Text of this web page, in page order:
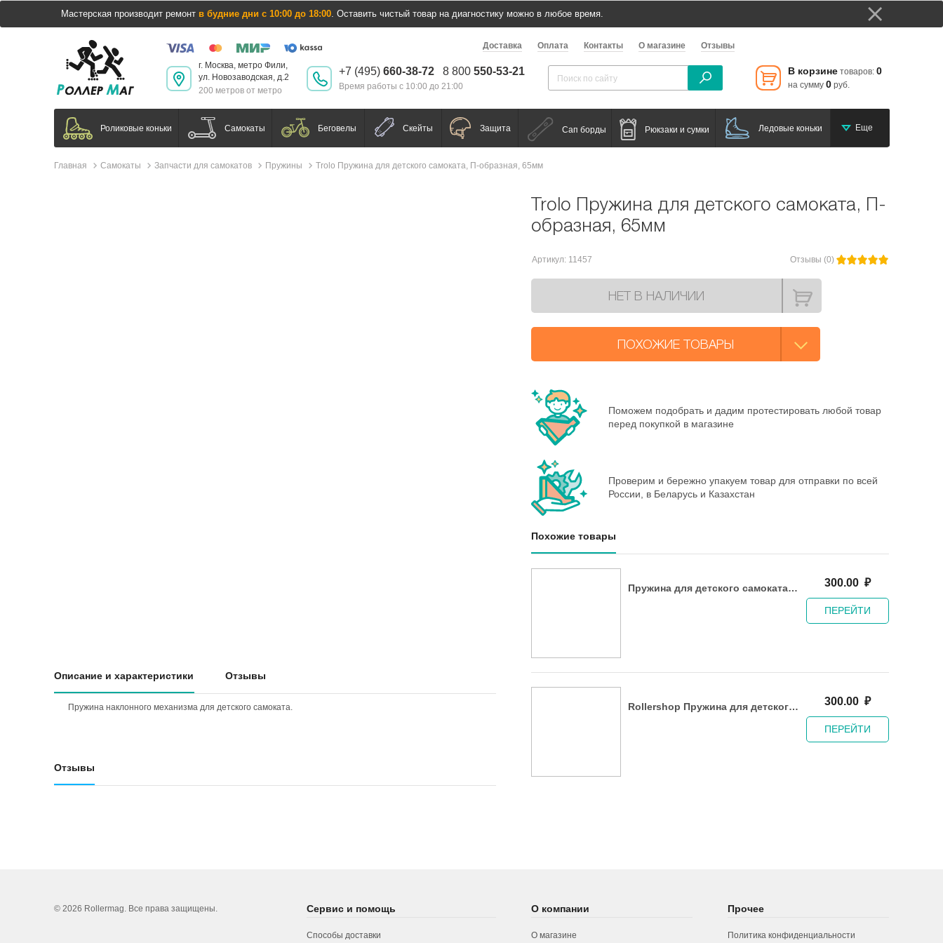
Мастерская производит ремонт в будние дни с 10:00 до 18:00. Оставить чистый товар на диагностику можно в любое время.
Доставка Оплата Контакты О магазине Отзывы
В корзине товаров: 0
на сумму 0 руб.
г. Москва, метро Фили,
ул. Новозаводская, д.2
200 метров от метро
+7 (495) 660-38-72 8 800 550-53-21
Время работы с 10:00 до 21:00
Роликовые коньки Самокаты Беговелы Скейты Защита Сап борды Рюкзаки и сумки Ледовые коньки Еще
Главная Самокаты Запчасти для самокатов Пружины Trolo Пружина для детского самоката, П-образная, 65мм
Описание и характеристики Отзывы
Пружина наклонного механизма для детского самоката.
Отзывы
Trolo Пружина для детского самоката, П-
образная, 65мм
Артикул: 11457 Отзывы (0)
НЕТ В НАЛИЧИИ
ПОХОЖИЕ ТОВАРЫ
Поможем подобрать и дадим протестировать любой товар
перед покупкой в магазине
Проверим и бережно упакуем товар для отправки по всей
России, в Беларусь и Казахстан
Похожие товары
Пружина для детского самоката,
300.00 ₽
ПЕРЕЙТИ
Rollershop Пружина для детского
300.00 ₽
ПЕРЕЙТИ
© 2026 Rollermag. Все права защищены. Сервис и помощь
Способы доставки
О компании
О магазине
Прочее
Политика конфиденциальности